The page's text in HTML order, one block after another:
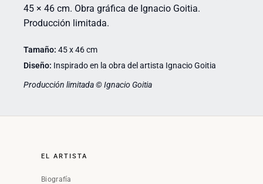
45 × 46 cm. Obra gráfica de Ignacio Goitia.
Producción limitada.
Tamaño: 45 x 46 cm
Diseño: Inspirado en la obra del artista Ignacio Goitia
Producción limitada © Ignacio Goitia
EL ARTISTA
Biografía